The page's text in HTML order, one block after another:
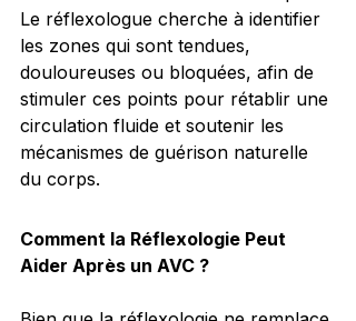
Le réflexologue cherche à identifier
les zones qui sont tendues,
douloureuses ou bloquées, afin de
stimuler ces points pour rétablir une
circulation fluide et soutenir les
mécanismes de guérison naturelle
du corps.
Comment la Réflexologie Peut
Aider Après un AVC ?